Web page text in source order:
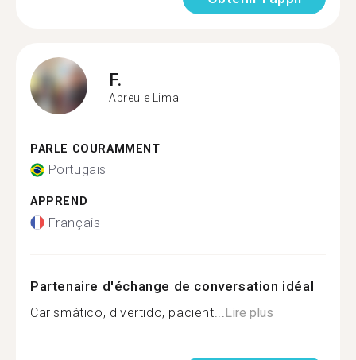
F.
Abreu e Lima
PARLE COURAMMENT
Portugais
APPREND
Français
Partenaire d'échange de conversation idéal
Carismático, divertido, pacient... Lire plus